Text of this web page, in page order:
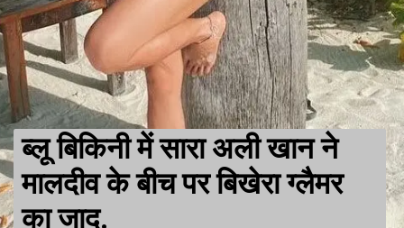
ब्लू बिकिनी में सारा अली खान ने
मालदीव के बीच पर बिखेरा ग्लैमर
का जादू.